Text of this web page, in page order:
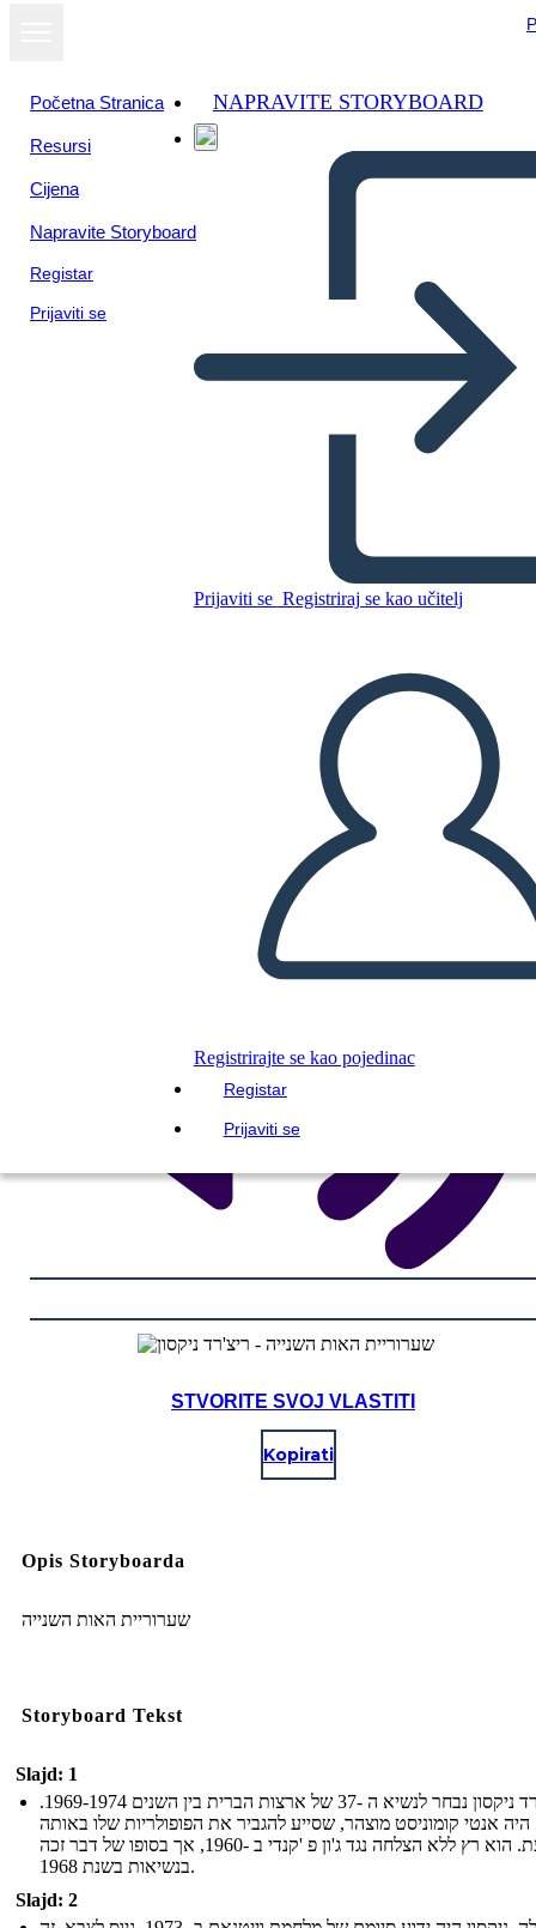
Početna Stranica
Resursi
Cijena
Napravite Storyboard
Registar
Prijaviti se
NAPRAVITE STORYBOARD
Prijaviti se Registriraj se kao učitelj
Registrirajte se kao pojedinac
Registar
Prijaviti se
IZRADITE PLOČU SCENARIJA
REPRODUCIRAJ DIJAPROJEKCIJU
ČITAJ MI
STVORITE SVOJ VLASTITI
Kopirati
Opis Storyboarda
שערוריית האות השנייה
Storyboard Tekst
Slajd: 1
ריצ'רד ניקסון נבחר לנשיא ה -37 של ארצות הברית בין השנים 1969-1974.
היה אנטי קומוניסט מוצהר, שסייע להגביר את הפופולריות שלו באותה
העת. הוא רץ ללא הצלחה נגד ג'ון פ 'קנדי ב -1960, אך בסופו של דבר זכה
בנשיאות בשנת 1968.
Slajd: 2